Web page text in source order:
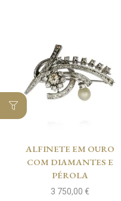
ALFINETE EM OURO
COM DIAMANTES E
PÉROLA
3 750,00 €